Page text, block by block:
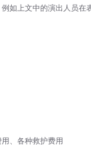
如上文中的演出人员在
、各种救护费用